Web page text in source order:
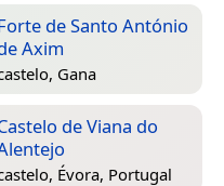
de Santo António
Axim
Gana
de Viana do
Évora, Portugal